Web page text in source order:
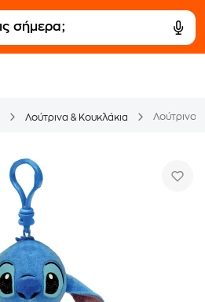
Λούτρινα & Κουκλάκια Λούτρινο